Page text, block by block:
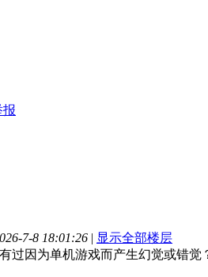
报
7-8 18:01:26 | 显示全部楼层
过因为单机游戏而产生幻觉或错觉